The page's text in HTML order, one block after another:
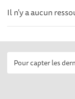
Il n'y a aucun